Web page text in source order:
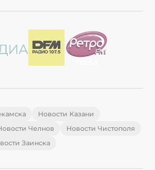
Новости Казани
Челнов
Новости Чистополя
Заинска